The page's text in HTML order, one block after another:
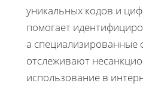
уникальных кодов и
помогает
а специализированные
отслеживают
использование в